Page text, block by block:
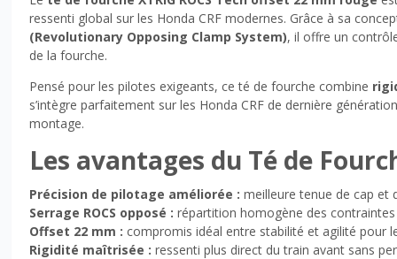
ressenti global sur les Honda CRF modernes. Grâce à sa
(Revolutionary Opposing Clamp System), il offre un
de la fourche.
Pensé pour les pilotes exigeants, ce té de fourche combine
s’intègre parfaitement sur les Honda CRF de dernière
montage.
Les avantages du Té de
Précision de pilotage améliorée : meilleure tenue de cap et
Serrage ROCS opposé : répartition homogène des
Offset 22 mm : compromis idéal entre stabilité et agilité pour
Rigidité maîtrisée : ressenti plus direct du train avant sans